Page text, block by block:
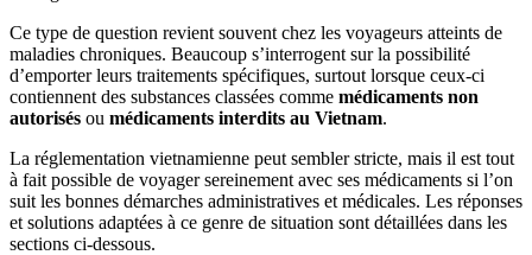
Ce type de question revient souvent chez les voyageurs atteints de
maladies chroniques. Beaucoup s’interrogent sur la possibilité
d’emporter leurs traitements spécifiques, surtout lorsque ceux-ci
contiennent des substances classées comme médicaments non
autorisés ou médicaments interdits au Vietnam.
La réglementation vietnamienne peut sembler stricte, mais il est tout
à fait possible de voyager sereinement avec ses médicaments si l’on
suit les bonnes démarches administratives et médicales. Les réponses
et solutions adaptées à ce genre de situation sont détaillées dans les
sections ci-dessous.